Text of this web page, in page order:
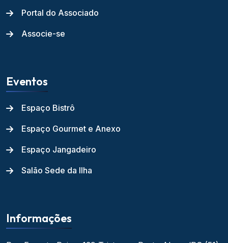
Portal do Associado
Associe-se
Eventos
Espaço Bistrô
Espaço Gourmet e Anexo
Espaço Jangadeiro
Salão Sede da Ilha
Informações